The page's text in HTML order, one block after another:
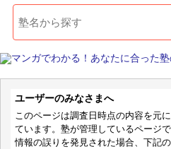
ユーザーのみなさまへ
このページは調査日時点の内容を元
ています。塾が管理しているページで
情報の誤りを発見された場合、下記